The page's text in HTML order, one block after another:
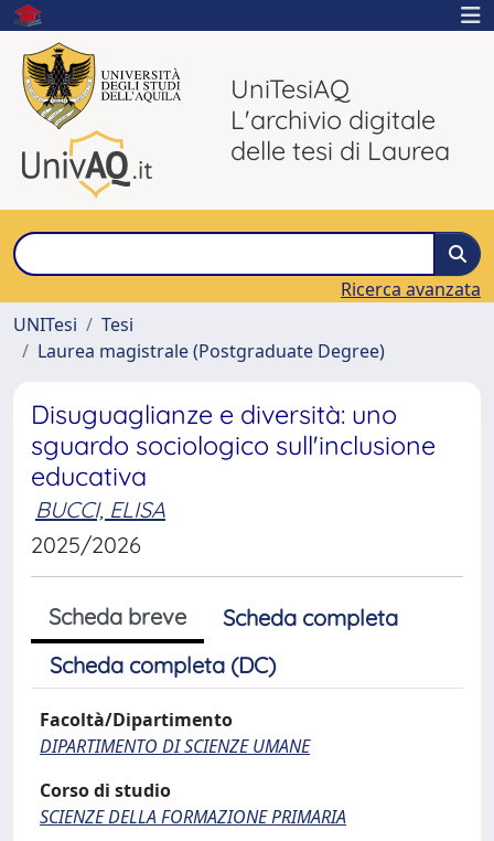
UniTesiAQ
L'archivio digitale
delle tesi di Laurea
Ricerca avanzata
UNITesi
Tesi
Laurea magistrale (Postgraduate Degree)
Disuguaglianze e diversità: uno
sguardo sociologico sull'inclusione
educativa
BUCCI, ELISA
2025/2026
Scheda breve
Scheda completa
Scheda completa (DC)
Facoltà/Dipartimento
DIPARTIMENTO DI SCIENZE UMANE
Corso di studio
SCIENZE DELLA FORMAZIONE PRIMARIA